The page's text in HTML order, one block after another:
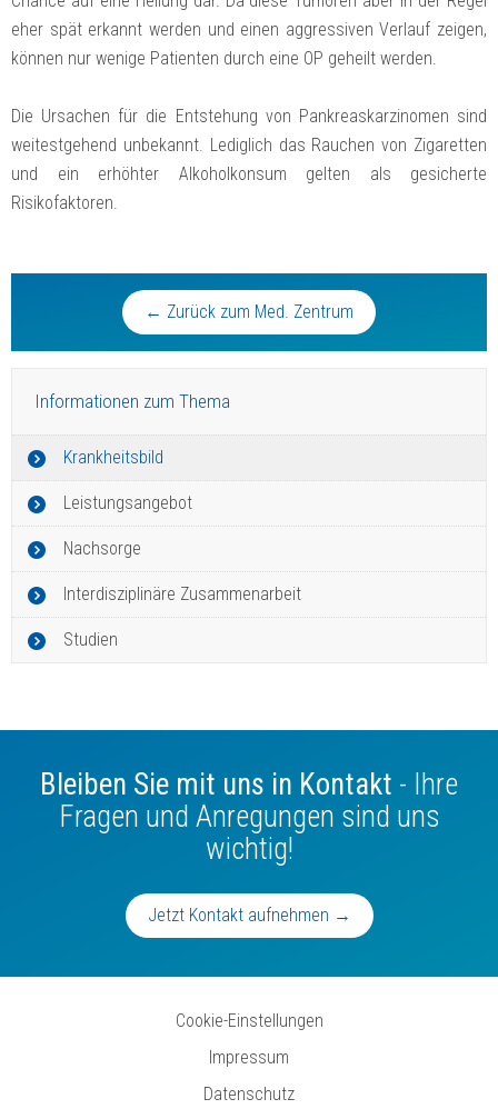
← Zurück zum Med. Zentrum
Informationen zum Thema
Krankheitsbild
Leistungsangebot
Nachsorge
Interdisziplinäre Zusammenarbeit
Studien
eher spät erkannt werden und einen aggressiven Verlauf zeigen,
können nur wenige Patienten durch eine OP geheilt werden.
Die Ursachen für die Entstehung von Pankreaskarzinomen sind
weitestgehend unbekannt. Lediglich das Rauchen von Zigaretten
und ein erhöhter Alkoholkonsum gelten als gesicherte
Risikofaktoren.
Bleiben Sie mit uns in Kontakt - Ihre
Fragen und Anregungen sind uns
wichtig!
Jetzt Kontakt aufnehmen →
Cookie-Einstellungen
Impressum
Datenschutz